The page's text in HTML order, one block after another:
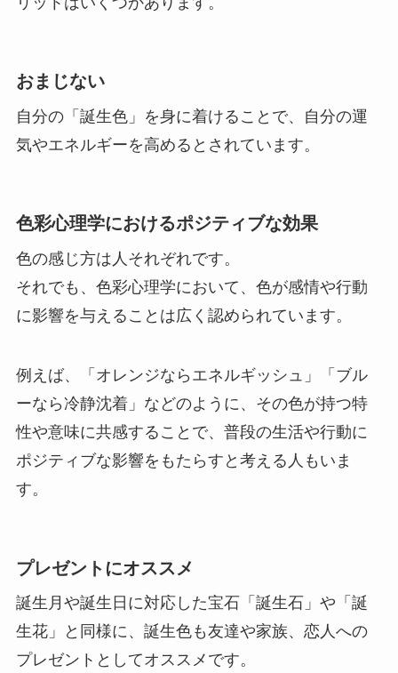
おまじない
自分の「誕生色」を身に着けることで、自分の運
気やエネルギーを高めるとされています。
色彩心理学におけるポジティブな効果
色の感じ方は人それぞれです。
それでも、色彩心理学において、色が感情や行動
に影響を与えることは広く認められています。
例えば、「オレンジならエネルギッシュ」「ブル
ーなら冷静沈着」などのように、その色が持つ特
性や意味に共感することで、普段の生活や行動に
ポジティブな影響をもたらすと考える人もいま
す。
プレゼントにオススメ
誕生月や誕生日に対応した宝石「誕生石」や「誕
生花」と同様に、誕生色も友達や家族、恋人への
プレゼントとしてオススメです。